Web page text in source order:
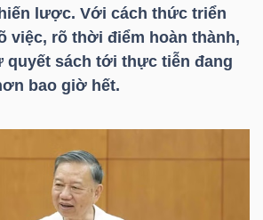
lược. Với cách thức triển
việc, rõ thời điểm hoàn thành,
sách tới thực tiễn đang
bao giờ hết.